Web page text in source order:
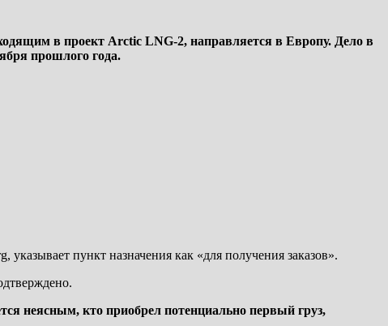
в проект Arctic LNG-2, направляется в Европу. Дело в
прошлого года.
пункт назначения как «для получения заказов».
неясным, кто приобрел потенциально первый груз,